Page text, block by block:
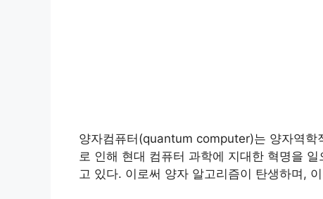
양자컴퓨터(quantum computer)는 양자역학
로 인해 현대 컴퓨터 과학에 지대한 혁명을
고 있다. 이로써 양자 알고리즘이 탄생하며,